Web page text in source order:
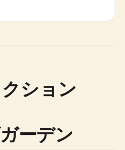
ション
ーデン